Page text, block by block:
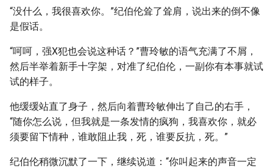
“没什么，我很喜欢你。”纪伯伦耸了耸肩，说出来的倒不像
是假话。
“呵呵，强X犯也会说这种话？”曹玲敏的语气充满了不屑，
然后半举着新手十字架，对准了纪伯伦，一副你有本事就试
试的样子。
他缓缓站直了身子，然后向着曹玲敏伸出了自己的右手，
“随你怎么说，但我就是一条发情的疯狗，我喜欢你，就必
须要留下情种，谁敢阻止我，死，谁要反抗，死。”
纪伯伦稍微沉默了一下，继续说道：“你叫起来的声音一定